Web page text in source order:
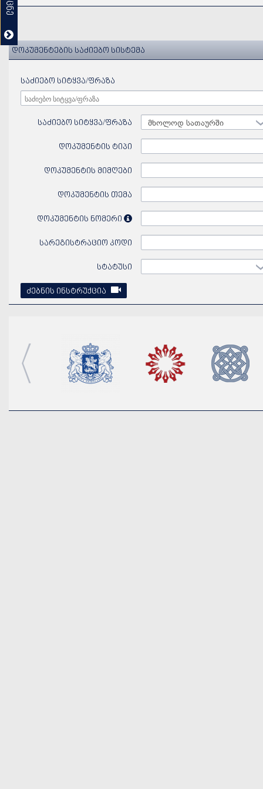
დოკუმენტების საძიებო სისტემა
საძიებო სიტყვა/ფრაზა
საძიებო სიტყვა/ფრაზა მხოლოდ სათაურში
დოკუმენტის ტიპი
დოკუმენტის მიმღები
დოკუმენტის თემა
დოკუმენტის ნომერი
სარეგისტრაციო კოდი
სტატუსი
ძებნის ინსტრუქცია